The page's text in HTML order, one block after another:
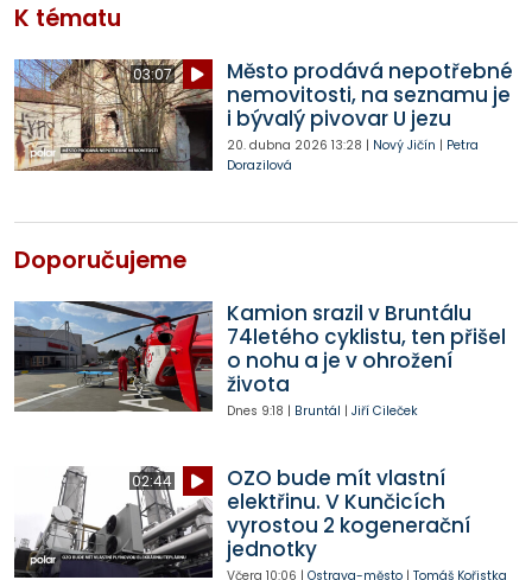
K tématu
03:07
Město prodává nepotřebné
nemovitosti, na seznamu je
i bývalý pivovar U jezu
20. dubna 2026 13:28 | Nový Jičín | Petra
Dorazilová
Doporučujeme
Kamion srazil v Bruntálu
74letého cyklistu, ten přišel
o nohu a je v ohrožení
života
Dnes 9:18 | Bruntál | Jiří Cileček
02:44
OZO bude mít vlastní
elektřinu. V Kunčicích
vyrostou 2 kogenerační
jednotky
Včera 10:06 | Ostrava-město| Tomáš Kořistka